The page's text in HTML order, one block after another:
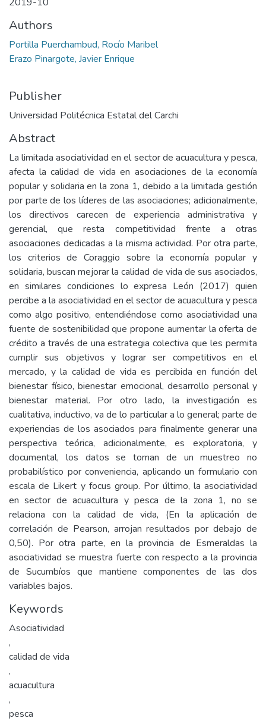
Authors
Portilla Puerchambud, Rocío Maribel
Erazo Pinargote, Javier Enrique
Publisher
Universidad Politécnica Estatal del Carchi
Abstract
La limitada asociatividad en el sector de acuacultura y pesca,
afecta la calidad de vida en asociaciones de la economía
popular y solidaria en la zona 1, debido a la limitada gestión
por parte de los líderes de las asociaciones; adicionalmente,
los directivos carecen de experiencia administrativa y
gerencial, que resta competitividad frente a otras
asociaciones dedicadas a la misma actividad. Por otra parte,
los criterios de Coraggio sobre la economía popular y
solidaria, buscan mejorar la calidad de vida de sus asociados,
en similares condiciones lo expresa León (2017) quien
percibe a la asociatividad en el sector de acuacultura y pesca
como algo positivo, entendiéndose como asociatividad una
fuente de sostenibilidad que propone aumentar la oferta de
crédito a través de una estrategia colectiva que les permita
cumplir sus objetivos y lograr ser competitivos en el
mercado, y la calidad de vida es percibida en función del
bienestar físico, bienestar emocional, desarrollo personal y
bienestar material. Por otro lado, la investigación es
cualitativa, inductivo, va de lo particular a lo general; parte de
experiencias de los asociados para finalmente generar una
perspectiva teórica, adicionalmente, es exploratoria, y
documental, los datos se toman de un muestreo no
probabilístico por conveniencia, aplicando un formulario con
escala de Likert y focus group. Por último, la asociatividad
en sector de acuacultura y pesca de la zona 1, no se
relaciona con la calidad de vida, (En la aplicación de
correlación de Pearson, arrojan resultados por debajo de
0,50). Por otra parte, en la provincia de Esmeraldas la
asociatividad se muestra fuerte con respecto a la provincia
de Sucumbíos que mantiene componentes de las dos
variables bajos.
Keywords
Asociatividad
,
calidad de vida
,
acuacultura
,
pesca